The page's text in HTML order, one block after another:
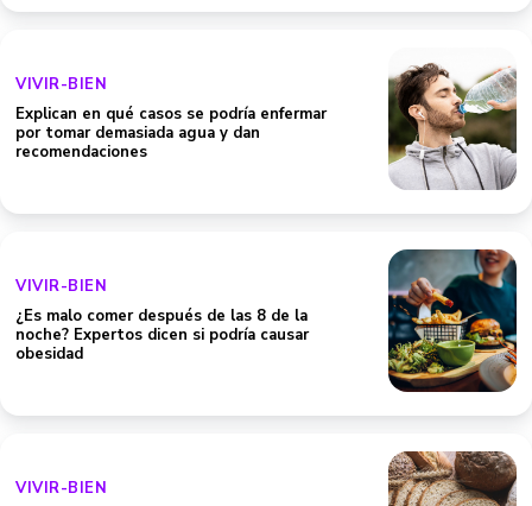
VIVIR-BIEN
Explican en qué casos se podría enfermar
por tomar demasiada agua y dan
recomendaciones
VIVIR-BIEN
¿Es malo comer después de las 8 de la
noche? Expertos dicen si podría causar
obesidad
VIVIR-BIEN